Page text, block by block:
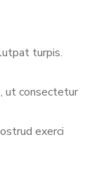
turpis.
ut consectetur
exerci